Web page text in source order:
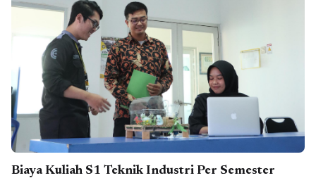
Biaya Kuliah S1 Teknik Industri Per Semester